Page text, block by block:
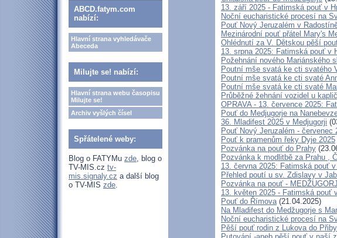
ABCD.fatym.com
nabízí:
Hlavní strana vyhledávače
Abeceda
Milujte se! nabízí:
Hlavní strana webu časopisu
Milujte se!
Archiv vyšlých čísel
Spřátelené weby:
Blog o FATYMu zde, blog o
TV-MIS.cz tv-
mis.signaly.cz a další blog
o TV-MIS zde.
13. září 2025 - Fatimská pouť v
Noční eucharistické procesí na
Pouť Nový Jeruzalém v
Mezinárodní pouť přátel Mary's
Ohlédnutí za V. Dětskou pěší
13. srpna 2025: Fatimská pouť v
Požehnání nového Mariánského
Poutní mše svatá ke cti svatého
Poutní mše svatá ke cti svaté
Poutní mše svatá ke cti svaté
Průběžné žehnání vozidel u
OPRAVA - 13. července 2025:
Pouť do Medjugorje na
36. Mladifest 2025 v Medjugorji
Pouť Nový Jeruzalém - červenec
Pouť k pramenům řeky Dyje 2025
Pozvánka na pouť do Prahy
Pozvánka k modlitbě za Prahu ,
13. června 2025: Fatimská pouť
Přehled poutí u sv. Zdislavy v
Pozvánka na pouť -
13. květen 2025 - Fatimská pouť
Pouť do Římova(21.04.2025)
Na Mladifest do Medžugorje s
Noční eucharistické procesí na
Pěší pouť rodin z Lukova do